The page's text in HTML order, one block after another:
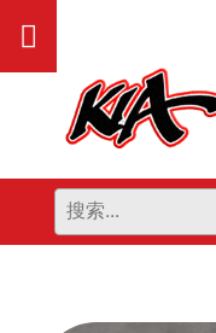
内
打
开
菜